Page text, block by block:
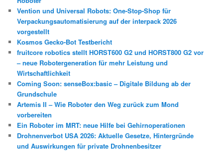
Vention und Universal Robots: One-Stop-Shop für
Verpackungsautomatisierung auf der interpack 2026
vorgestellt
Kosmos Gecko-Bot Testbericht
fruitcore robotics stellt HORST600 G2 und HORST800 G2 vor
– neue Robotergeneration für mehr Leistung und
Wirtschaftlichkeit
Coming Soon: senseBox:basic – Digitale Bildung ab der
Grundschule
Artemis II – Wie Roboter den Weg zurück zum Mond
vorbereiten
Ein Roboter im MRT: neue Hilfe bei Gehirnoperationen
Drohnenverbot USA 2026: Aktuelle Gesetze, Hintergründe
und Auswirkungen für private Drohnenbesitzer